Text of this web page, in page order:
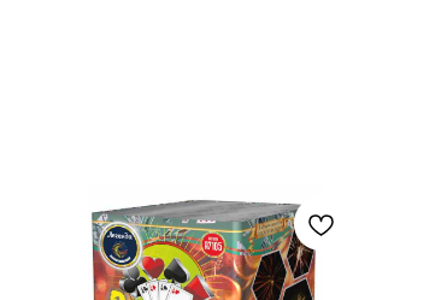
+7 (495) 795-50-50